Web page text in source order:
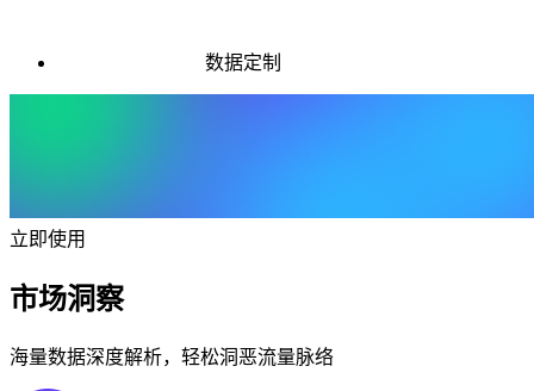
数据定制
立即使用
市场洞察
海量数据深度解析，轻松洞恶流量脉络